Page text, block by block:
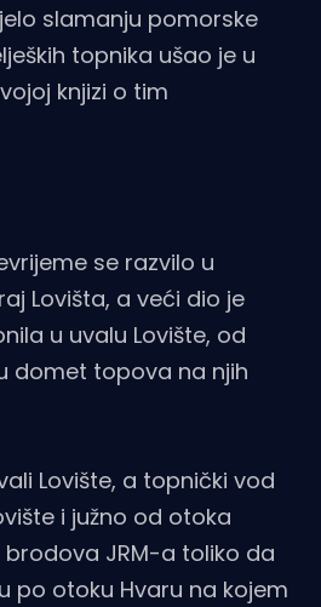
slamanju pomorske
topnika ušao je u
knjizi o tim
se razvilo u
Lovišta, a veći dio je
u uvalu Lovište, od
domet topova na njih
Lovište, a topnički vod
i južno od otoka
brodova JRM-a toliko da
po otoku Hvaru na kojem